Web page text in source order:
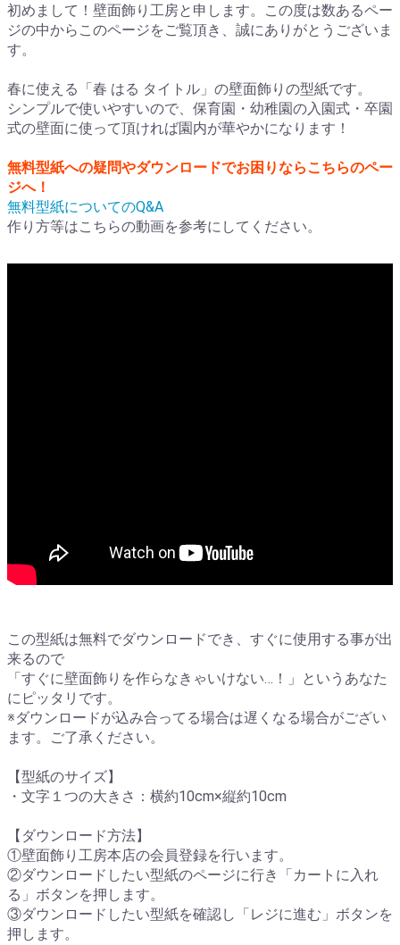
初めまして！壁面飾り工房と申します。この度は数あるペー
ジの中からこのページをご覧頂き、誠にありがとうございま
す。
春に使える「春 はる タイトル」の壁面飾りの型紙です。
シンプルで使いやすいので、保育園・幼稚園の入園式・卒園
式の壁面に使って頂ければ園内が華やかになります！
無料型紙への疑問やダウンロードでお困りならこちらのペー
ジへ！
無料型紙についてのQ&A
作り方等はこちらの動画を参考にしてください。
この型紙は無料でダウンロードでき、すぐに使用する事が出
来るので
「すぐに壁面飾りを作らなきゃいけない…！」というあなた
にピッタリです。
※ダウンロードが込み合ってる場合は遅くなる場合がござい
ます。ご了承ください。
【型紙のサイズ】
・文字１つの大きさ：横約10cm×縦約10cm
【ダウンロード方法】
①壁面飾り工房本店の会員登録を行います。
②ダウンロードしたい型紙のページに行き「カートに入れ
る」ボタンを押します。
③ダウンロードしたい型紙を確認し「レジに進む」ボタンを
押します。